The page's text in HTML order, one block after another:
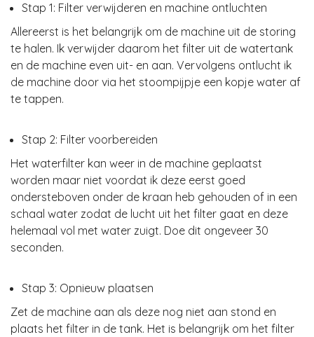
Stap 1: Filter verwijderen en machine ontluchten
Allereerst is het belangrijk om de machine uit de storing
te halen. Ik verwijder daarom het filter uit de watertank
en de machine even uit- en aan. Vervolgens ontlucht ik
de machine door via het stoompijpje een kopje water af
te tappen.
Stap 2: Filter voorbereiden
Het waterfilter kan weer in de machine geplaatst
worden maar niet voordat ik deze eerst goed
ondersteboven onder de kraan heb gehouden of in een
schaal water zodat de lucht uit het filter gaat en deze
helemaal vol met water zuigt. Doe dit ongeveer 30
seconden.
Stap 3: Opnieuw plaatsen
Zet de machine aan als deze nog niet aan stond en
plaats het filter in de tank. Het is belangrijk om het filter